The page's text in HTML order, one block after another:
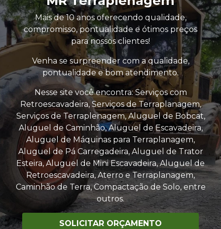
Mais de 10 anos oferecendo qualidade,
compromisso, pontualidade e ótimos preços
para nossos clientes!
Venha se surpreender com a qualidade,
pontualidade e bom atendimento.
Nesse site você encontra: Serviços com
Retroescavadeira, Serviços de Terraplanagem,
Serviços de Terraplenagem, Aluguel de Bobcat,
Aluguel de Caminhão, Aluguel de Escavadeira,
Aluguel de Máquinas para Terraplanagem,
Aluguel de Pá Carregadeira, Aluguel de Trator
Esteira, Aluguel de Mini Escavadeira, Aluguel de
Retroescavadeira, Aterro e Terraplanagem,
Caminhão de Terra, Compactação de Solo, entre
outros.
SOLICITAR ORÇAMENTO